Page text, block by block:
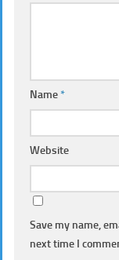
Name*
Website
Save my name,
next time I